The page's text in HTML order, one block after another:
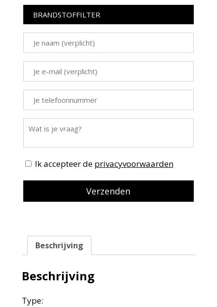
Ik accepteer de privacyvoorwaarden
Beschrijving
Beschrijving
Type: